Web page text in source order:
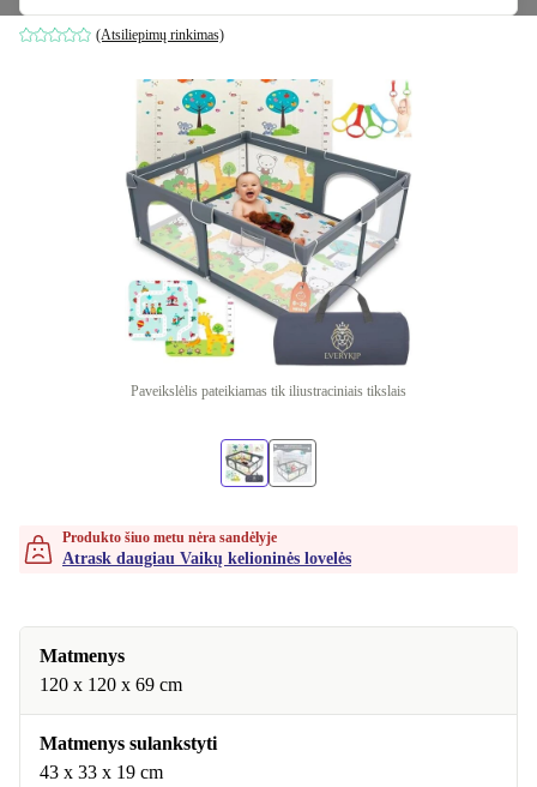
(Atsiliepimų rinkimas)
Paveikslėlis pateikiamas tik iliustraciniais tikslais
Produkto šiuo metu nėra sandėlyje
Atrask daugiau Vaikų kelioninės lovelės
Matmenys
120 x 120 x 69 cm
Matmenys sulankstyti
43 x 33 x 19 cm